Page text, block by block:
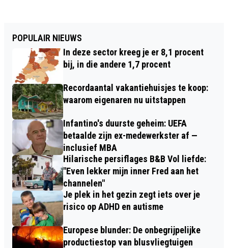
POPULAIR NIEUWS
In deze sector kreeg je er 8,1 procent
bij, in die andere 1,7 procent
Recordaantal vakantiehuisjes te koop:
waarom eigenaren nu uitstappen
Infantino's duurste geheim: UEFA
betaalde zijn ex-medewerkster af —
inclusief MBA
Hilarische persiflages B&B Vol liefde:
"Even lekker mijn inner Fred aan het
channelen"
Je plek in het gezin zegt iets over je
risico op ADHD en autisme
Europese blunder: De onbegrijpelijke
productiestop van blusvliegtuigen